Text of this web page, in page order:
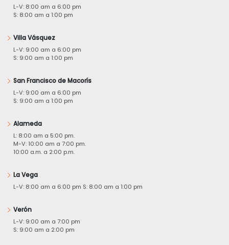
L-V: 8:00 am a 6:00 pm
S: 8:00 am a 1:00 pm
Villa Vásquez
L-V: 9:00 am a 6:00 pm
S: 9:00 am a 1:00 pm
San Francisco de Macorís
L-V: 9:00 am a 6:00 pm
S: 9:00 am a 1:00 pm
Alameda
L: 8:00 am a 5:00 pm.
M-V: 10:00 am a 7:00 pm.
10:00 a.m. a 2:00 p.m.
La Vega
L-V: 8:00 am a 6:00 pm S: 8:00 am a 1:00 pm
Verón
L-V: 9:00 am a 7:00 pm
S: 9:00 am a 2:00 pm